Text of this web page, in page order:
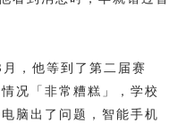
，他等到了第二届赛
况「非常糟糕」，学校
脑出了问题，智能手机